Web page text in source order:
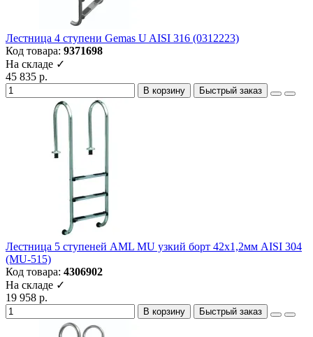
Лестница 4 ступени Gemas U AISI 316 (0312223)
Код товара: 9371698
На складе ✓
45 835 р.
В корзину Быстрый заказ
Лестница 5 ступеней AML MU узкий борт 42х1,2мм AISI 304
(MU-515)
Код товара: 4306902
На складе ✓
19 958 р.
В корзину Быстрый заказ